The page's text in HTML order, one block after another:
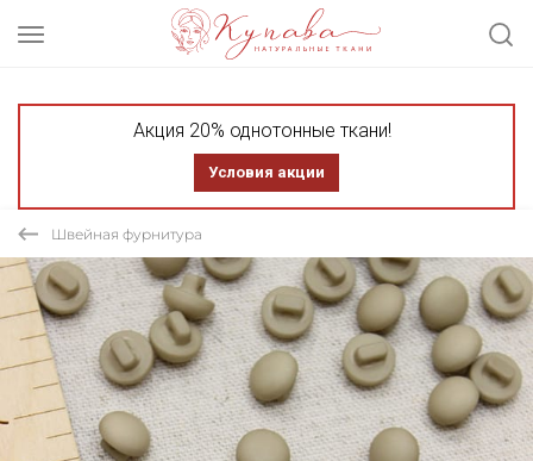
Акция 20% однотонные ткани!
Условия акции
Швейная фурнитура